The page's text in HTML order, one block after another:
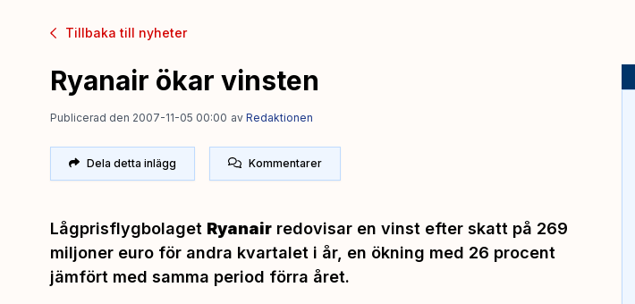
Tillbaka till nyheter
Ryanair ökar vinsten
Publicerad den 2007-11-05 00:00 av Redaktionen
Dela detta inlägg Kommentarer
Lågprisflygbolaget Ryanair redovisar en vinst efter skatt på 269
miljoner euro för andra kvartalet i år, en ökning med 26 procent
jämfört med samma period förra året.